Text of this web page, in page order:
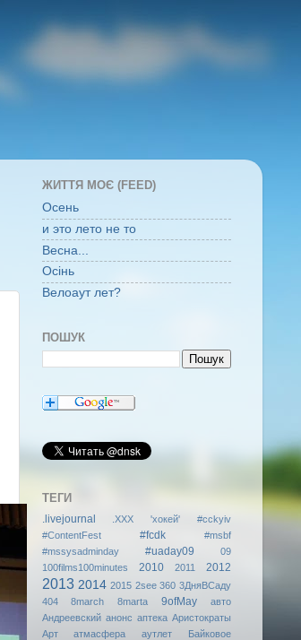
ЖИТТЯ МОЄ (FEED)
Осень
и это лето не то
Весна...
Осінь
Велоаут лет?
ПОШУК
ТЕГИ
.livejournal .XXX 'хокей'
#cckyiv
#ContentFest
#fcdk
#msbf
#mssysadminday
#uaday09
09
100films100minutes
2010 2011 2012
2013 2014 2015 2see 360 3ДняВСаду
404
8march 8marta 9ofMay
авто
Андреевский анонс аптека Аристократы
Арт
атмасфера аутлет
Байковое